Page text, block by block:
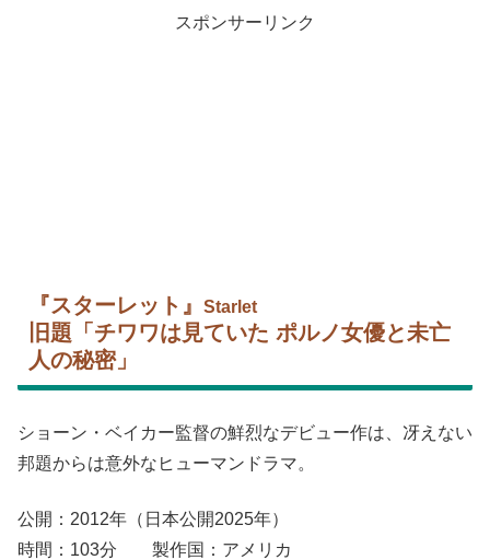
スポンサーリンク
『スターレット』 Starlet
旧題「チワワは見ていた ポルノ女優と未亡
人の秘密」
ショーン・ベイカー監督の鮮烈なデビュー作は、冴えない
邦題からは意外なヒューマンドラマ。
公開：2012年（日本公開2025年）
時間：103分 製作国：アメリカ